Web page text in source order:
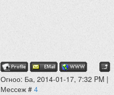
Огноо: Ба, 2014-01-17, 7:32 PM |
Мессеж #4